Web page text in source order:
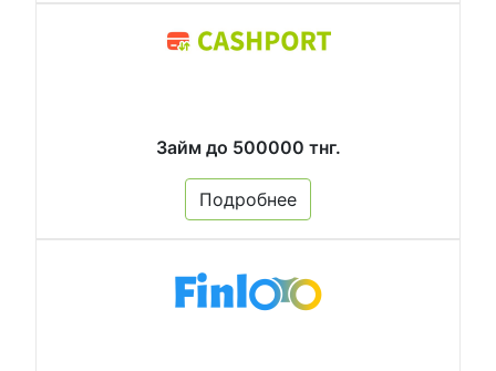
Займ до 500000 тнг.
Подробнее